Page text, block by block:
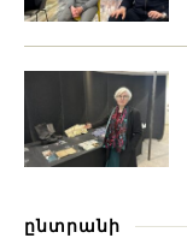
ընտրանի